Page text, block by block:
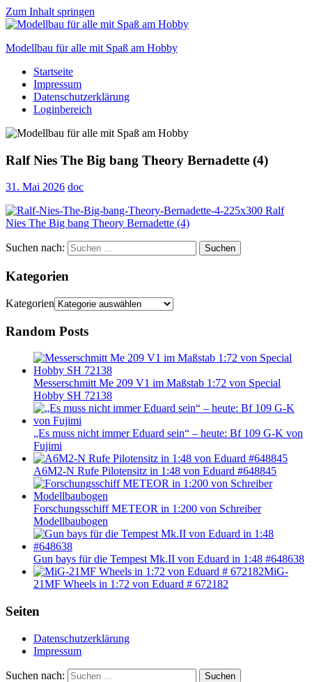
Zum Inhalt springen
Modellbau für alle mit Spaß am Hobby
Scale
modelling
to
Startseite
Impressum
Datenschutzerklärung
Loginbereich
Ralf Nies The Big bang Theory Bernadette (4)
31. Mai 2026 doc
Suchen nach: Suchen
Kategorien
Kategorien
Random Posts
Messerschmitt Me 209 V1 im Maßstab 1:72 von Special
Hobby SH 72138
„Es muss nicht immer Eduard sein“ – heute: Bf 109 G-K von
Fujimi
A6M2-N Rufe Pilotensitz in 1:48 von Eduard #648845
Forschungsschiff METEOR in 1:200 von Schreiber
Modellbaubogen
Gun bays für die Tempest Mk.II von Eduard in 1:48 #648638
MiG-
21MF Wheels in 1:72 von Eduard # 672182
Seiten
Datenschutzerklärung
Impressum
Suchen nach: Suchen